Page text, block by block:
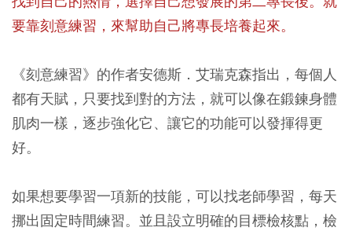
要靠刻意練習，來幫助自己將專長培養起來。
《刻意練習》的作者安德斯．艾瑞克森指出，每個人
都有天賦，只要找到對的方法，就可以像在鍛鍊身體
肌肉一樣，逐步強化它、讓它的功能可以發揮得更
好。
如果想要學習一項新的技能，可以找老師學習，每天
挪出固定時間練習。並且設立明確的目標檢核點，檢